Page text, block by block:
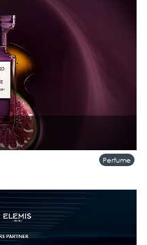
าเรื่อง “ช่วงเวลา” และ TOM FORD
าไปถึงความสุกเต็มที่ทันที แต่เลือกหยุด
Perfume